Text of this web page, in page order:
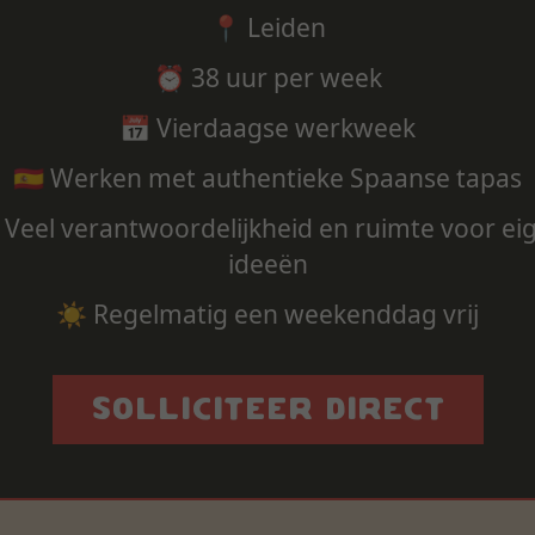
📍 Leiden
⏰ 38 uur per week
📅 Vierdaagse werkweek
🇪🇸 Werken met authentieke Spaanse tapas
verantwoordelijkheid en ruimte voor
ideeën
☀️ Regelmatig een weekenddag vrij
SOLLICITEER DIRECT